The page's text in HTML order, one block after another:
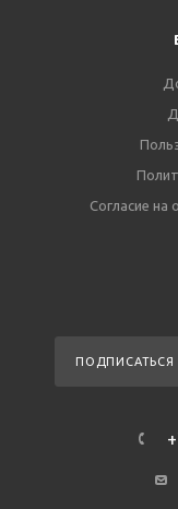
Согласие на
ПОДПИСАТЬСЯ